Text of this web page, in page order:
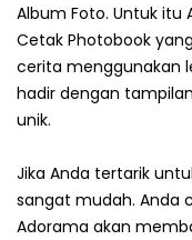
Album Foto. Untuk
Cetak Photobook
cerita menggunakan
hadir dengan
unik.
Jika Anda tertarik
sangat mudah. Anda
Adorama akan